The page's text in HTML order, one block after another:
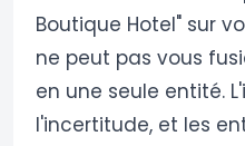
Boutique Hotel" sur
ne peut pas vous
en une seule entité.
l'incertitude, et les